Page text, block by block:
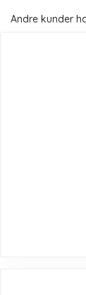
Andre kunder